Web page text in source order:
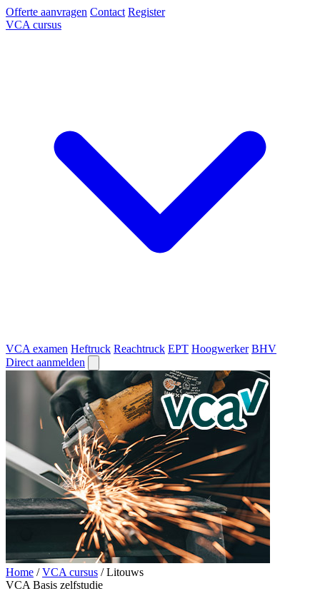
Offerte aanvragen Contact Register
VCA cursus
VCA examen Heftruck Reachtruck EPT Hoogwerker BHV
Direct aanmelden
Home / VCA cursus / Litouws
VCA Basis zelfstudie